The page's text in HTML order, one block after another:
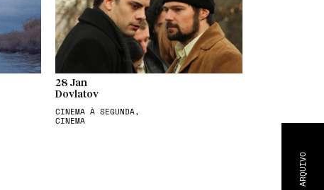
ARQUIVO
28 Jan
Dovlatov
CINEMA À SEGUNDA,
CINEMA